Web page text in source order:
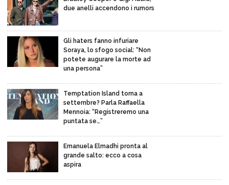
due anelli accendono i rumors
Gli haters fanno infuriare
Soraya, lo sfogo social: “Non
potete augurare la morte ad
una persona”
Temptation Island torna a
settembre? Parla Raffaella
Mennoia: “Registreremo una
puntata se…”
Emanuela Elmadhi pronta al
grande salto: ecco a cosa
aspira